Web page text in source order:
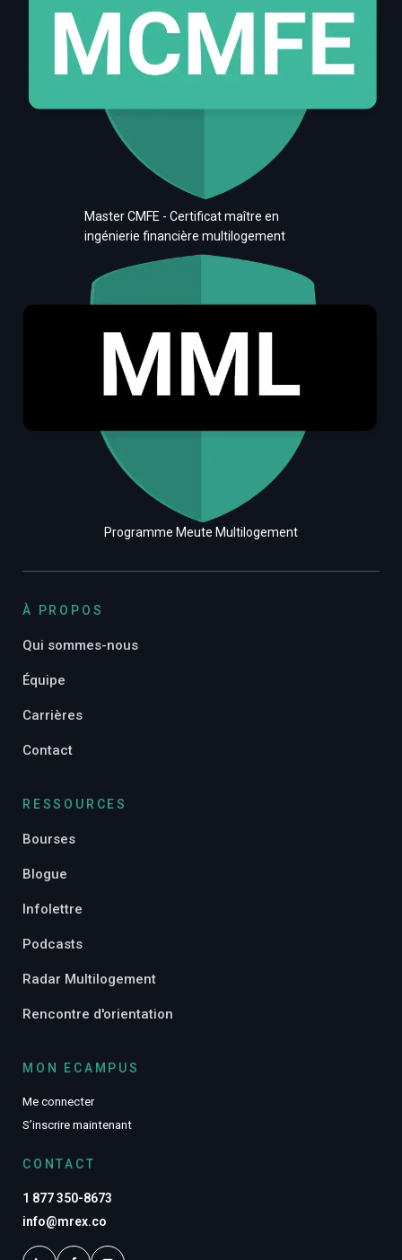
Master CMFE - Certificat maître en
ingénierie financière multilogement
Programme Meute Multilogement
À PROPOS
Qui sommes-nous
Équipe
Carrières
Contact
RESSOURCES
Bourses
Blogue
Infolettre
Podcasts
Radar Multilogement
Rencontre d'orientation
MON ECAMPUS
Me connecter
S’inscrire maintenant
CONTACT
1 877 350-8673
info@mrex.co